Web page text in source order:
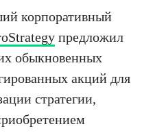
корпоративный
предложил
обыкновенных
акций для
стратегии,